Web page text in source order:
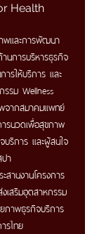
Health
พและการพัฒนา
นการบริหารธุรกิจ
รให้บริการ และ
รม Wellness
จากสมาคมแพทย์
รนวดเพื่อสุขภาพ
ริการ และผู้สนใจ
า
สานงานโครงการ
สริมอุตสาหกรรม
ภาพธุรกิจบริการ
รไทย